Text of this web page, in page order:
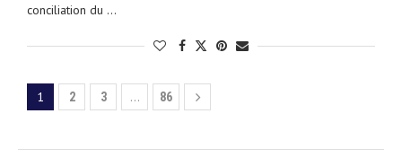
conciliation du …
1 2 3 … 86